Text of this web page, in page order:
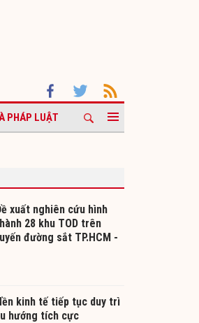
PHÁP LUẬT
xuất nghiên cứu hình
28 khu TOD trên
đường sắt TP.HCM -
kinh tế tiếp tục duy trì
hướng tích cực